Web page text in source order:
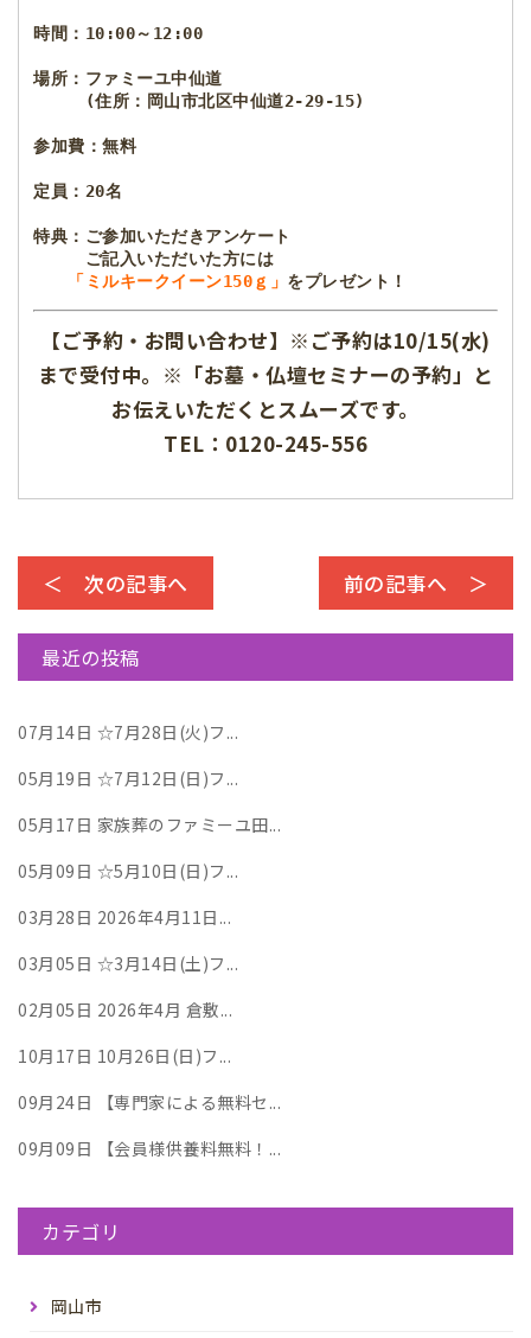
時間：10:00～12:00
場所：ファミーユ中仙道
(住所：岡山市北区中仙道2-29-15)
参加費：無料
定員：20名
特典：ご参加いただきアンケート
「ミルキークイーン150ｇ」 をプレゼント！
【ご予約・お問い合わせ】※ご予約は10/15(水)
まで受付中。※「お墓・仏壇セミナーの予約」と
お伝えいただくとスムーズです。
TEL：0120-245-556
＜ 次の記事へ 前の記事へ ＞
最近の投稿
07月14日 ☆7月28日(火)フ...
05月19日 ☆7月12日(日)フ...
05月17日 家族葬のファミーユ田...
05月09日 ☆5月10日(日)フ...
03月28日 2026年4月11日...
03月05日 ☆3月14日(土)フ...
02月05日 2026年4月 倉敷...
10月17日 10月26日(日)フ...
09月24日 【専門家による無料セ...
09月09日 【会員様供養料無料！...
カテゴリ
岡山市